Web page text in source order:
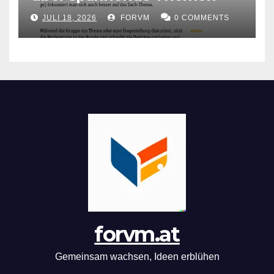
JULI 18, 2026 FORVM 0 COMMENTS
forvm.at
Gemeinsam wachsen, Ideen erblühen